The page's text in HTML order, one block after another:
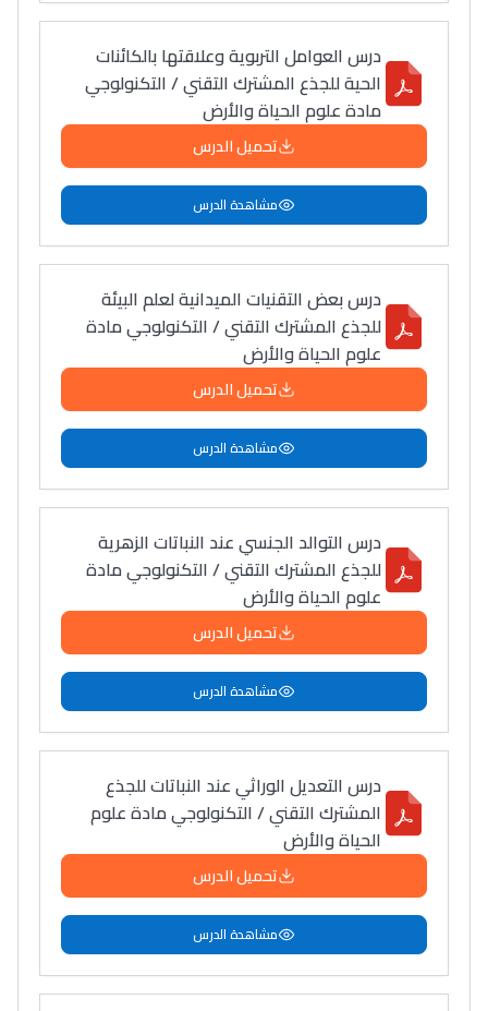
درس العوامل التربوية وعلاقتها بالكائنات
الحية للجذع المشترك التقني / التكنولوجي
مادة علوم الحياة والأرض
تحميل الدرس
مشاهدة الدرس
درس بعض التقنيات الميدانية لعلم البيئة
للجذع المشترك التقني / التكنولوجي مادة
علوم الحياة والأرض
تحميل الدرس
مشاهدة الدرس
درس التوالد الجنسي عند النباتات الزهرية
للجذع المشترك التقني / التكنولوجي مادة
علوم الحياة والأرض
تحميل الدرس
مشاهدة الدرس
درس التعديل الوراثي عند النباتات للجذع
المشترك التقني / التكنولوجي مادة علوم
الحياة والأرض
تحميل الدرس
مشاهدة الدرس